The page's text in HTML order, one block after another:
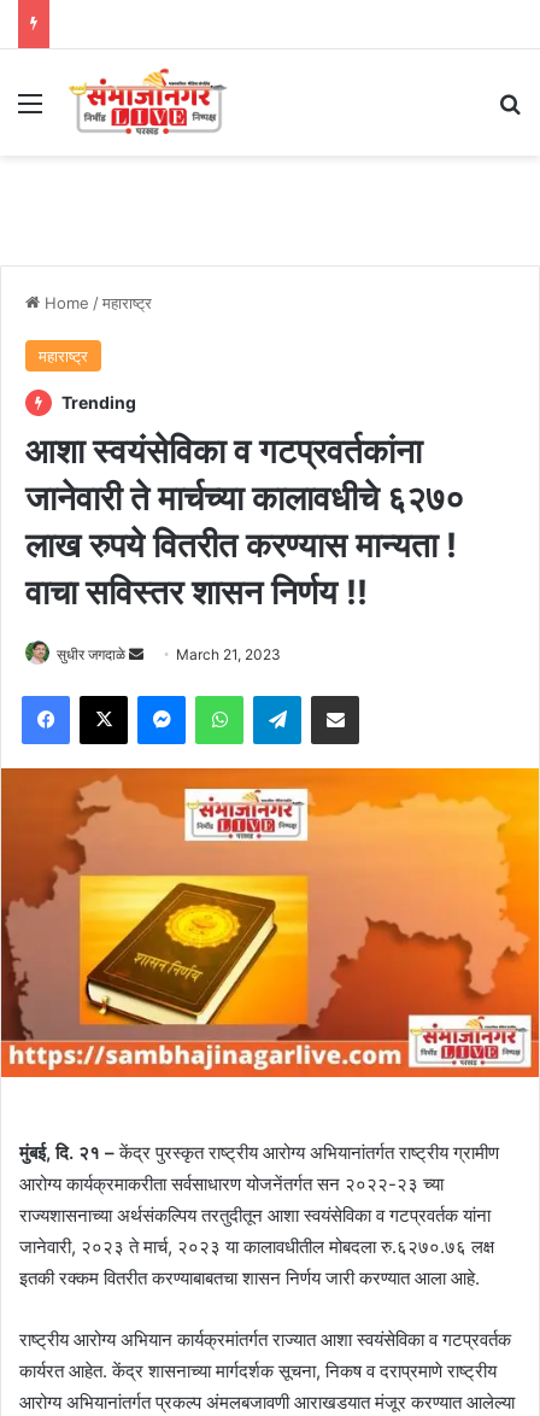
Menu
Home /महाराष्ट्र
महाराष्ट्र
Trending
आशा स्वयंसेविका व गटप्रवर्तकांना
जानेवारी ते मार्चच्या कालावधीचे ६२७०
लाख रुपये वितरीत करण्यास मान्यता !
वाचा सविस्तर शासन निर्णय !!
सुधीर जगदाळे
Send
email
March 21, 2023
Facebook
X MessengerWhatsAppTelegramShare via Email
मुंबई, दि. २१ –केंद्र पुरस्कृत राष्ट्रीय आरोग्य अभियानांतर्गत राष्ट्रीय ग्रामीण
आरोग्य कार्यक्रमाकरीता सर्वसाधारण योजनेंतर्गत सन २०२२-२३ च्या
राज्यशासनाच्या अर्थसंकल्पिय तरतुदीतून आशा स्वयंसेविका व गटप्रवर्तक यांना
जानेवारी, २०२३ ते मार्च, २०२३ या कालावधीतील मोबदला रु.६२७०.७६ लक्ष
इतकी रक्कम वितरीत करण्याबाबतचा शासन निर्णय जारी करण्यात आला आहे.
राष्ट्रीय आरोग्य अभियान कार्यक्रमांतर्गत राज्यात आशा स्वयंसेविका व गटप्रवर्तक
कार्यरत आहेत. केंद्र शासनाच्या मार्गदर्शक सूचना, निकष व दराप्रमाणे राष्ट्रीय
आरोग्य अभियानांतर्गत प्रकल्प अंमलबजावणी आराखडयात मंजूर करण्यात आलेल्या